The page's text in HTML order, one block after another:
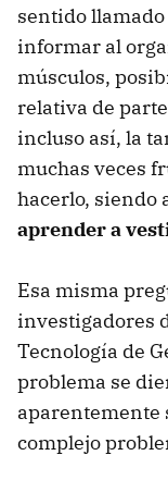
sentido llamado
informar al
músculos,
relativa de
incluso así, la
muchas veces
hacerlo, siendo
aprender a
Esa misma
investigadores
Tecnología de
problema se
aparentemente
complejo